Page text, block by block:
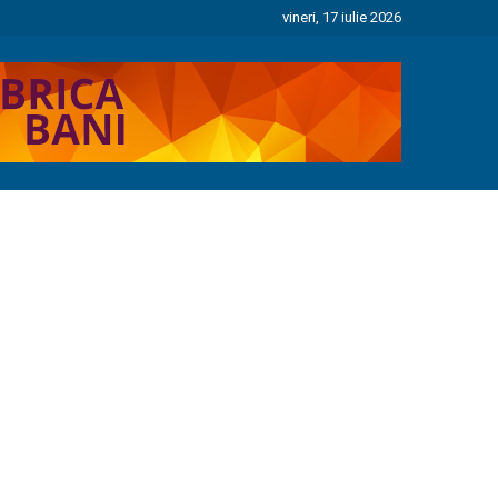
vineri, 17 iulie 2026